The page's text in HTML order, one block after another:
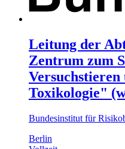
Leitung der
Zentrum zum
Toxikologie"
Bundesinstitut für
Berlin